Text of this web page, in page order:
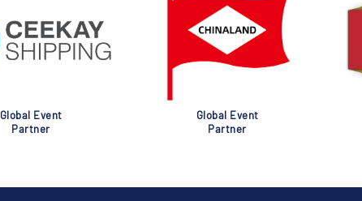
Global Event
Partner
Global Event
Partner